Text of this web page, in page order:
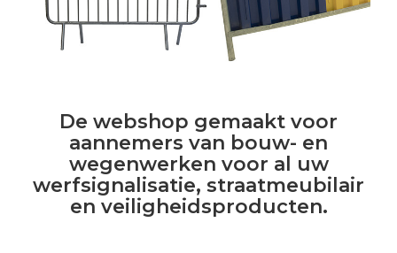
De webshop gemaakt voor
aannemers van bouw- en
wegenwerken voor al uw
werfsignalisatie, straatmeubilair
en veiligheidsproducten.